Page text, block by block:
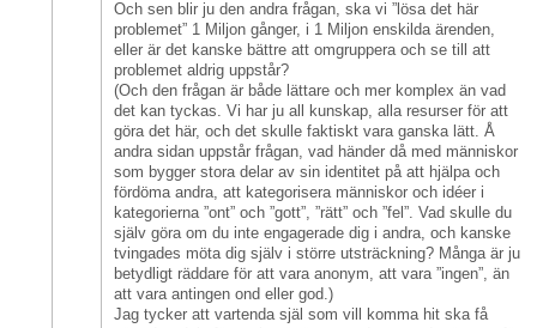
Och sen blir ju den andra frågan, ska vi ”lösa det här
problemet” 1 Miljon gånger, i 1 Miljon enskilda ärenden,
eller är det kanske bättre att omgruppera och se till att
problemet aldrig uppstår?
(Och den frågan är både lättare och mer komplex än vad
det kan tyckas. Vi har ju all kunskap, alla resurser för att
göra det här, och det skulle faktiskt vara ganska lätt. Å
andra sidan uppstår frågan, vad händer då med människor
som bygger stora delar av sin identitet på att hjälpa och
fördöma andra, att kategorisera människor och idéer i
kategorierna ”ont” och ”gott”, ”rätt” och ”fel”. Vad skulle du
själv göra om du inte engagerade dig i andra, och kanske
tvingades möta dig själv i större utsträckning? Många är ju
betydligt räddare för att vara anonym, att vara ”ingen”, än
att vara antingen ond eller god.)
Jag tycker att vartenda själ som vill komma hit ska få